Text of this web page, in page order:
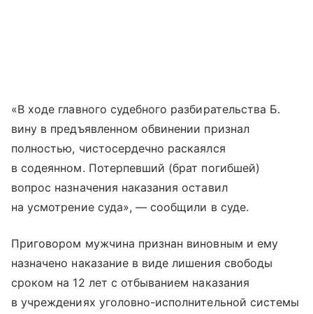
«В ходе главного судебного разбирательства Б.
вину в предъявленном обвинении признал
полностью, чистосердечно раскаялся
в содеянном. Потерпевший (брат погибшей)
вопрос назначения наказания оставил
на усмотрение суда», — сообщили в суде.
Приговором мужчина признан виновным и ему
назначено наказание в виде лишения свободы
сроком на 12 лет с отбыванием наказания
в учреждениях уголовно-исполнительной системы